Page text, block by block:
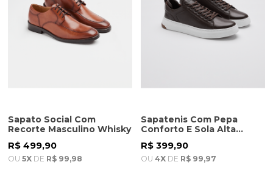
Sapato Social Com
Recorte Masculino Whisky
R$ 499,90
OU 5X DE R$ 99,98
Sapatenis Com Pepa
Conforto E Sola Alta
Masculino Cafe
R$ 399,90
OU 4X DE R$ 99,97